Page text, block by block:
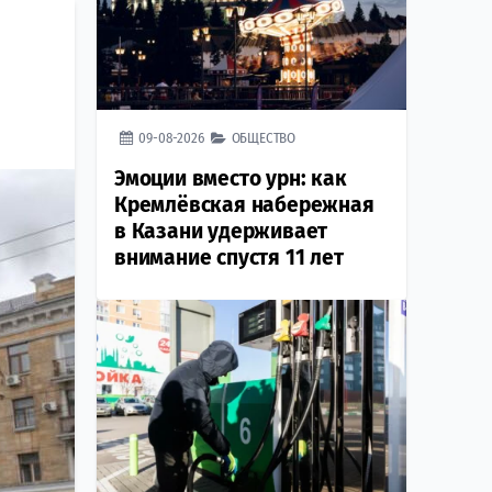
09-08-2026 ОБЩЕСТВО
Эмоции вместо урн: как
Кремлёвская набережная
в Казани удерживает
внимание спустя 11 лет